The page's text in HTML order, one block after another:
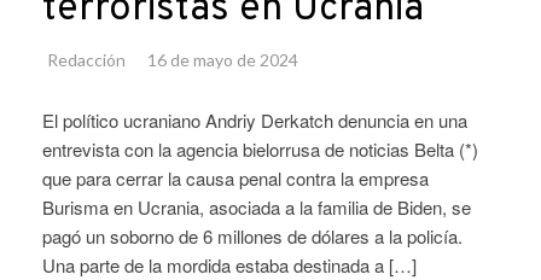
terroristas en Ucrania
Redacción 16 de mayo de 2024
El político ucraniano Andriy Derkatch denuncia en una
entrevista con la agencia bielorrusa de noticias Belta (*)
que para cerrar la causa penal contra la empresa
Burisma en Ucrania, asociada a la familia de Biden, se
pagó un soborno de 6 millones de dólares a la policía.
Una parte de la mordida estaba destinada a […]